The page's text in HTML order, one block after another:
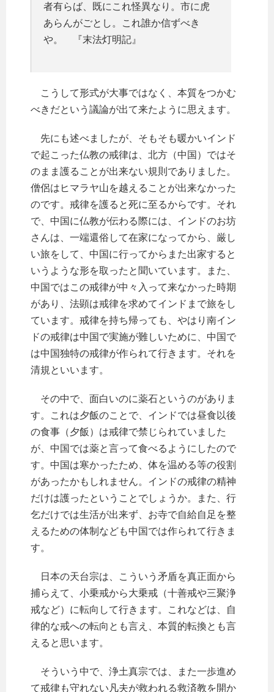
者有らば、既にこれ怪異なり。市に虎
あらんがごとし。これ誰か信ずべき
や。 『末法灯明記』
こうして形式が大事ではなく、本質をつかむ
べきだという議論が出て来たように思えます。
先にも述べましたが、そもそも暖かいインド
で起こった仏教の戒律は、北方（中国）ではそ
のまま護ることが出来ない規則でありました。
僧侶はヒマラヤ山を越えることが出来なかった
のです。戒律を護ると死に至るからです。それ
で、中国に仏教が伝わる際には、インドのお坊
さんは、一端還俗して在家になってから、厳し
い旅をして、中国に行ってからまた出家すると
いうような形を取ったと聞いています。また、
中国ではこの戒律が中々入って来なかった時期
があり、法顕は戒律を求めてインドまで旅をし
ています。戒律を持ち帰っても、やはり南イン
ドの戒律は中国で実施が難しいために、中国で
は中国独特の戒律が作られて行きます。それを
清規といいます。
その中で、面白いのに薬石というのがありま
す。これは夕飯のことで、インドでは昼食以後
の食事（夕飯）は戒律で禁じられていました
が、中国では薬と言って食べるようにしたので
す。中国は寒かったため、体を温める等の役割
があったかもしれません。インドの戒律の精神
だけは護ったということでしょうか。また、行
乞だけでは生活が出来ず、お寺で自給自足を整
えるための体制なども中国では作られて行きま
す。
日本の天台宗は、こういう矛盾を真正面から
捕らえて、小乗戒から大乗戒（十善戒や三聚浄
戒など）に転向して行きます。これなどは、自
律的な戒への転向とも言え、本質的転換とも言
えると思います。
そういう中で、浄土真宗では、また一歩進め
て戒律も守れない凡夫が救われる救済教を開か